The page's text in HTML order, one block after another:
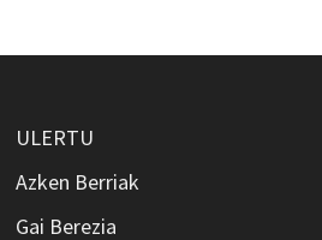
ULERTU
Azken Berriak
Gai Berezia